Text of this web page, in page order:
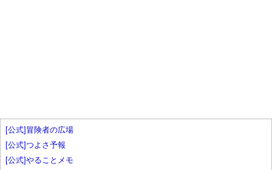
[公式]冒険者の広場
[公式]つよさ予報
[公式]やることメモ